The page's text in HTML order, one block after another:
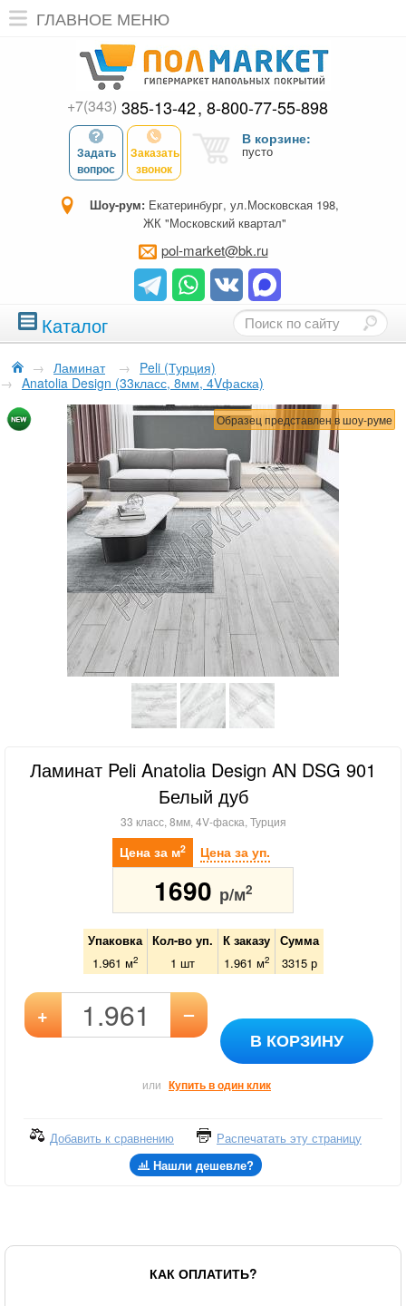
ГЛАВНОЕ МЕНЮ
+7(343) 385-13-42 8-800-77-55-898
Задать
вопрос
Заказать
звонок
В корзине:
пусто
Шоу-рум: Екатеринбург, ул.Московская 198,
ЖК "Московский квартал"
pol-market@bk.ru
Каталог
→ Ламинат → Peli (Турция)
→ Anatolia Design (33класс, 8мм, 4Vфаска)
Образец представлен в шоу-руме
Ламинат Peli Anatolia Design AN DSG 901
Белый дуб
33 класс, 8мм, 4V-фаска, Турция
Цена за м2 Цена за уп.
1690 р/м2
Упаковка Кол-во уп. К заказу
Сумма
1.961 м2 1 шт 1.961 м2 3315р
+ –
В КОРЗИНУ
или Купить в один клик
Добавить к сравнению
Распечатать эту страницу
Нашли дешевле?
КАК ОПЛАТИТЬ?